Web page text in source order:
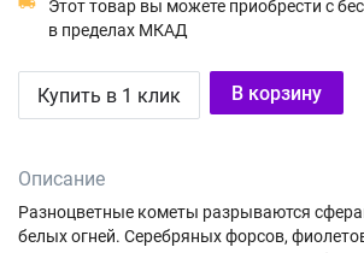
Этот товар вы можете приобрести с
в пределах МКАД
Купить в 1 клик В корзину
Описание
Разноцветные кометы разрываются
белых огней. Серебряных форсов,